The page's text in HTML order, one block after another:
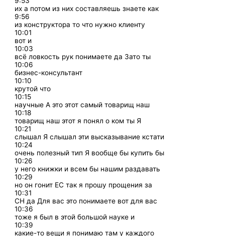
их а потом из них составляешь знаете как
9:56
из конструктора то что нужно клиенту
10:01
вот и
10:03
всё ловкость рук понимаете да Зато ты
10:06
бизнес-консультант
10:10
крутой что
10:15
научные А это этот самый товарищ наш
10:18
товарищ наш этот я понял о ком ты Я
10:21
слышал Я слышал эти высказывание кстати
10:24
очень полезный тип Я вообще бы купить бы
10:26
у него книжки и всем бы нашим раздавать
10:29
но он гонит ЕС так я прошу прощения за
10:31
СН да Для вас это понимаете вот для вас
10:36
тоже я был в этой большой науке и
10:39
какие-то вещи я понимаю там у каждого